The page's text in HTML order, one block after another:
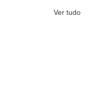
Ver tudo